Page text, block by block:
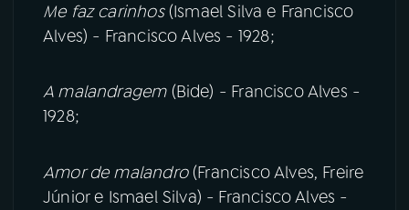
Me faz carinhos(Ismael Silva e Francisco
Alves) - Francisco Alves - 1928;
A malandragem(Bide) - Francisco Alves -
1928;
Amor de malandro(Francisco Alves, Freire
Júnior e Ismael Silva) - Francisco Alves -